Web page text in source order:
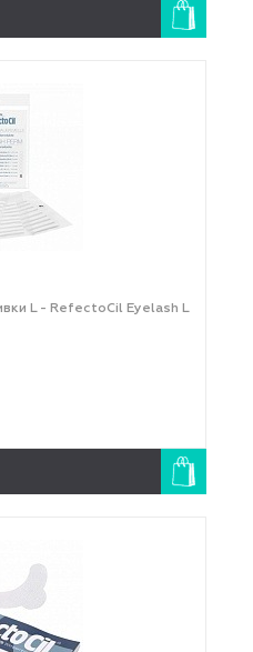
L - RefectoCil Eyelash L